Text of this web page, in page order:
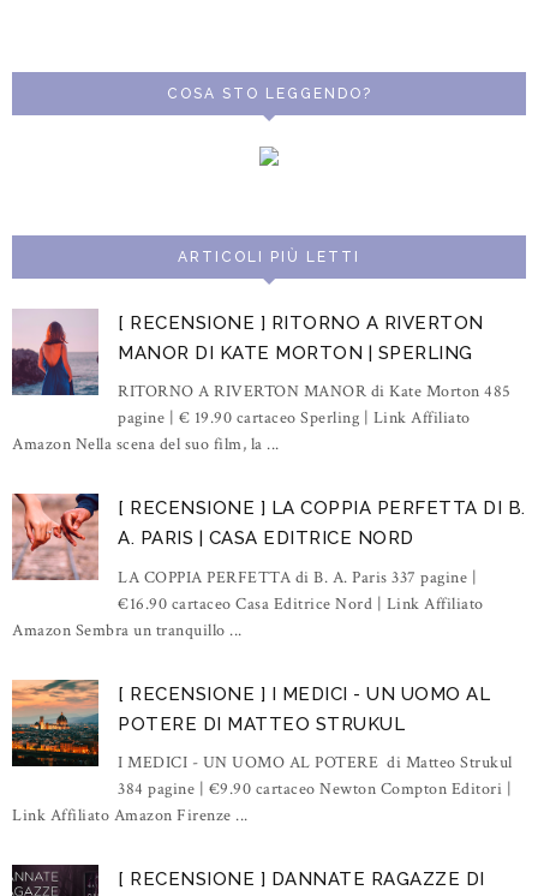
COSA STO LEGGENDO?
ARTICOLI PIÙ LETTI
[ RECENSIONE ] RITORNO A RIVERTON
MANOR DI KATE MORTON | SPERLING
RITORNO A RIVERTON MANOR di Kate Morton 485
pagine | € 19.90 cartaceo Sperling | Link Affiliato
Amazon Nella scena del suo film, la ...
[ RECENSIONE ] LA COPPIA PERFETTA DI B.
A. PARIS | CASA EDITRICE NORD
LA COPPIA PERFETTA di B. A. Paris 337 pagine |
€16.90 cartaceo Casa Editrice Nord | Link Affiliato
Amazon Sembra un tranquillo ...
[ RECENSIONE ] I MEDICI - UN UOMO AL
POTERE DI MATTEO STRUKUL
I MEDICI - UN UOMO AL POTERE di Matteo Strukul
384 pagine | €9.90 cartaceo Newton Compton Editori |
Link Affiliato Amazon Firenze ...
[ RECENSIONE ] DANNATE RAGAZZE DI